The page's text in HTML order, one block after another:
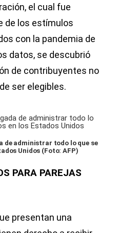
el cual fue
de los estímulos
con la pandemia de
datos, se descubrió
de contribuyentes no
ser elegibles.
de administrar todo lo que se
Unidos (Foto: AFP)
PARA PAREJAS
presentan una